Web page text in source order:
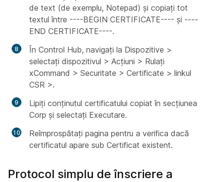
de text (de exemplu, Notepad) și copiați tot
textul între ----BEGIN CERTIFICATE---- și ----
END CERTIFICATE----.
În Control Hub, navigați la Dispozitive >
selectați dispozitivul > Acțiuni > Rulați
xCommand > Securitate > Certificate > linkul
CSR >.
Lipiți conținutul certificatului copiat în secțiunea
Corp și selectați Executare.
Reîmprospătați pagina pentru a verifica dacă
certificatul apare sub Certificat existent.
Protocol simplu de înscriere a